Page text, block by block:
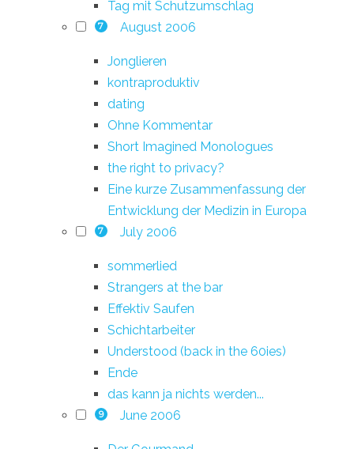
Tag mit Schutzumschlag
7 August 2006
Jonglieren
kontraproduktiv
dating
Ohne Kommentar
Short Imagined Monologues
the right to privacy?
Eine kurze Zusammenfassung der
Entwicklung der Medizin in Europa
7 July 2006
sommerlied
Strangers at the bar
Effektiv Saufen
Schichtarbeiter
Understood (back in the 60ies)
Ende
das kann ja nichts werden...
9 June 2006